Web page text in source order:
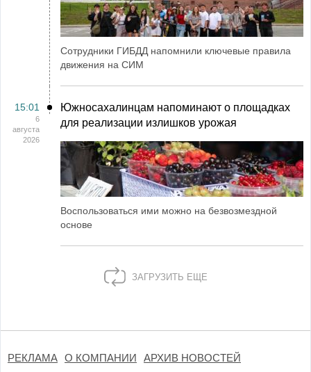
Сотрудники ГИБДД напомнили ключевые правила
движения на СИМ
15:01
6
августа
2026
Южносахалинцам напоминают о площадках
для реализации излишков урожая
Воспользоваться ими можно на безвозмездной
основе
ЗАГРУЗИТЬ ЕЩЕ
РЕКЛАМА О КОМПАНИИ АРХИВ НОВОСТЕЙ